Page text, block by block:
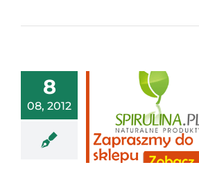
8
08, 2012